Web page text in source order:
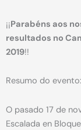
¡¡Parabéns aos
resultados no
2019!!
Resumo do evento:
O pasado 17 de
Escalada en